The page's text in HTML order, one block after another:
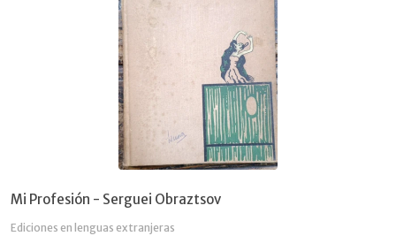
Mi Profesión - Serguei Obraztsov
Ediciones en lenguas extranjeras